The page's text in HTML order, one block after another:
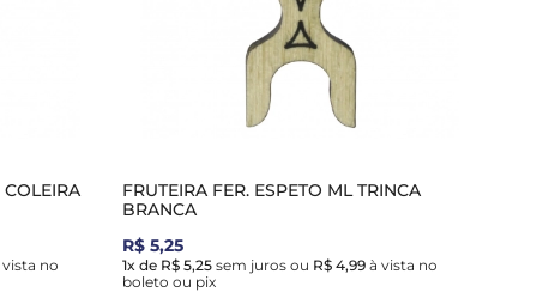
COLEIRA
no
FRUTEIRA FER. ESPETO ML TRINCA
BRANCA
R$ 5,25
1x de R$ 5,25 sem juros ou R$ 4,99 à vista no
boleto ou pix